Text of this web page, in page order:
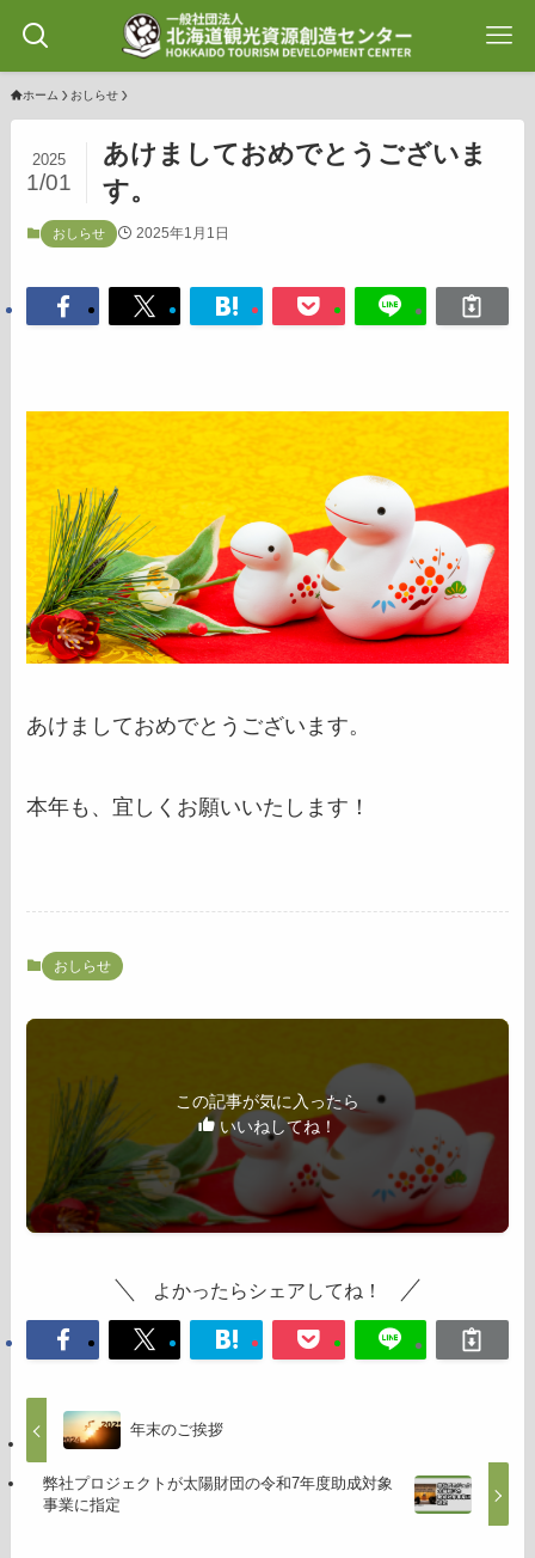
ホーム おしらせ
あけましておめでとうございま
す。
2025
1/01
おしらせ 2025年1月1日
あけましておめでとうございます。
本年も、宜しくお願いいたします！
おしらせ
この記事が気に入ったら
いいねしてね！
よかったらシェアしてね！
年末のご挨拶
弊社プロジェクトが太陽財団の令和7年度助成対象
事業に指定